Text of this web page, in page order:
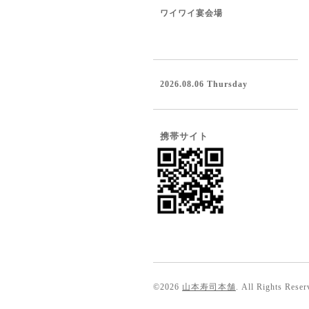
ワイワイ宴会場
2026.08.06 Thursday
携帯サイト
©2026 山本寿司本舗 . All Rights